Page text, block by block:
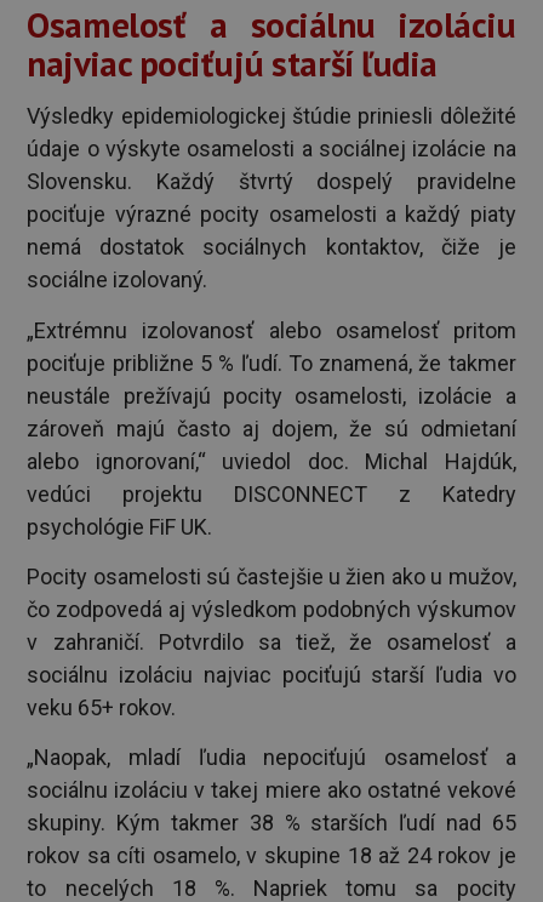
Osamelosť a sociálnu izoláciu
najviac pociťujú starší ľudia
Výsledky epidemiologickej štúdie priniesli dôležité
údaje o výskyte osamelosti a sociálnej izolácie na
Slovensku. Každý štvrtý dospelý pravidelne
pociťuje výrazné pocity osamelosti a každý piaty
nemá dostatok sociálnych kontaktov, čiže je
sociálne izolovaný.
„Extrémnu izolovanosť alebo osamelosť pritom
pociťuje približne 5 % ľudí. To znamená, že takmer
neustále prežívajú pocity osamelosti, izolácie a
zároveň majú často aj dojem, že sú odmietaní
alebo ignorovaní,“ uviedol doc. Michal Hajdúk,
vedúci projektu DISCONNECT z Katedry
psychológie FiF UK.
Pocity osamelosti sú častejšie u žien ako u mužov,
čo zodpovedá aj výsledkom podobných výskumov
v zahraničí. Potvrdilo sa tiež, že osamelosť a
sociálnu izoláciu najviac pociťujú starší ľudia vo
veku 65+ rokov.
„Naopak, mladí ľudia nepociťujú osamelosť a
sociálnu izoláciu v takej miere ako ostatné vekové
skupiny. Kým takmer 38 % starších ľudí nad 65
rokov sa cíti osamelo, v skupine 18 až 24 rokov je
to necelých 18 %. Napriek tomu sa pocity